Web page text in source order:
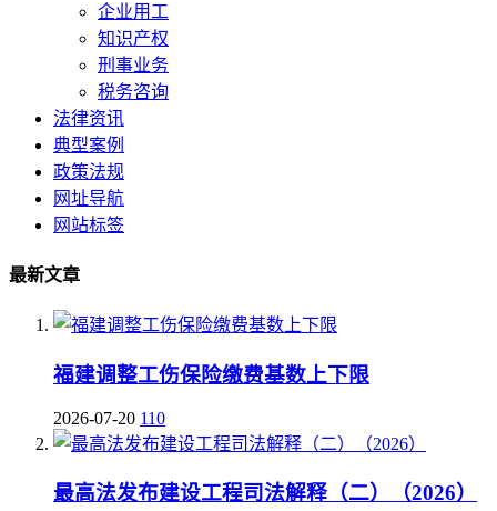
企业用工
知识产权
刑事业务
税务咨询
法律资讯
典型案例
政策法规
网址导航
网站标签
最新文章
福建调整工伤保险缴费基数上下限
2026-07-20 110
最高法发布建设工程司法解释（二）（2026）